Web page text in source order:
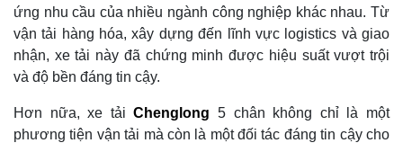
ứng nhu cầu của nhiều ngành công nghiệp khác nhau. Từ
vận tải hàng hóa, xây dựng đến lĩnh vực logistics và giao
nhận, xe tải này đã chứng minh được hiệu suất vượt trội
và độ bền đáng tin cậy.
Hơn nữa, xe tảiChenglong 5 chân không chỉ là một
phương tiện vận tải mà còn là một đối tác đáng tin cậy cho